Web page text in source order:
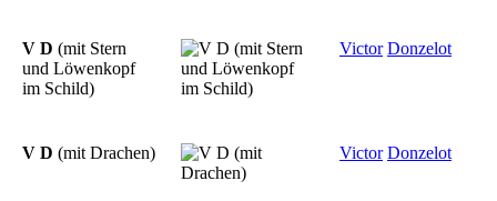
V D (mit Stern
und Löwenkopf
im Schild)
Victor Donzelot
V D (mit Drachen) Victor Donzelot